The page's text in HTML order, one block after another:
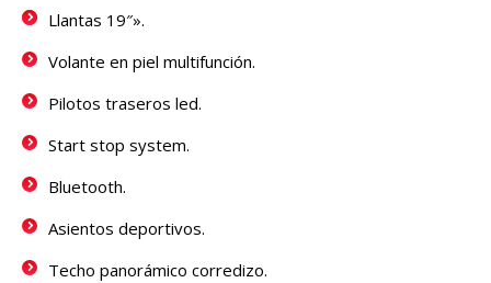
Llantas 19″».
Volante en piel multifunción.
Pilotos traseros led.
Start stop system.
Bluetooth.
Asientos deportivos.
Techo panorámico corredizo.